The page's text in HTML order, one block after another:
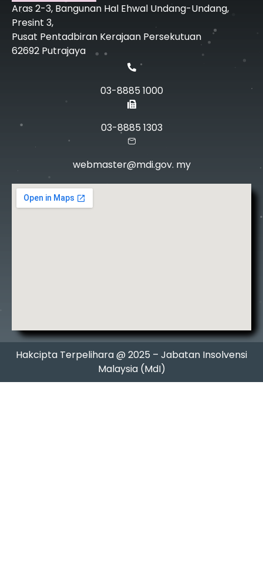
Aras 2-3, Bangunan Hal Ehwal Undang-Undang,
Presint 3,
Pusat Pentadbiran Kerajaan Persekutuan
62692 Putrajaya
03-8885 1000
03-8885 1303
webmaster@mdi.gov. my
Hakcipta Terpelihara @ 2025 – Jabatan Insolvensi
Malaysia (MdI)